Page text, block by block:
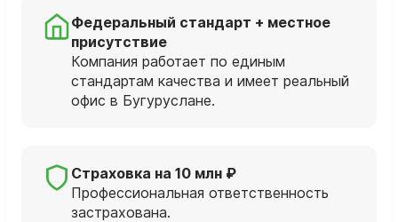
Федеральный стандарт + местное
присутствие
Компания работает по единым
стандартам качества и имеет реальный
офис в Бугуруслане.
Страховка на 10 млн ₽
Профессиональная ответственность
застрахована.